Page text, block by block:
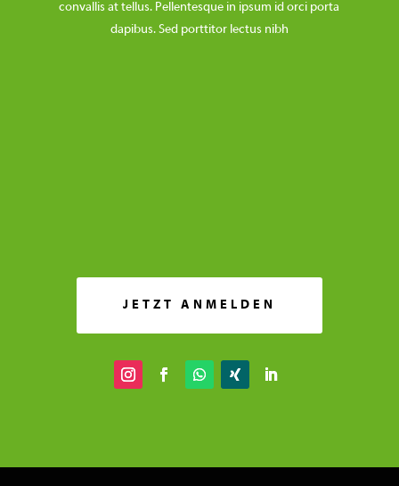
convallis at tellus. Pellentesque in ipsum id orci porta
dapibus. Sed porttitor lectus nibh
JETZT ANMELDEN